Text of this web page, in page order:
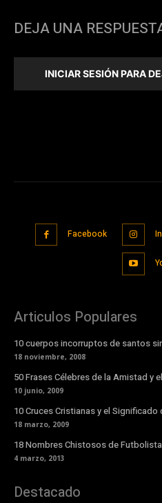
DEJA UNA
INICIAR SESIÓN PARA
Facebook
Articulos Populares
10 cuerpos incorruptos de santos
18 noviembre, 2008
50 Frases Célebres de la Amistad y
10 junio, 2009
10 Cruces Cristianas y el
18 marzo, 2009
18 Nombres Chistosos de
4 marzo, 2013
Destacado